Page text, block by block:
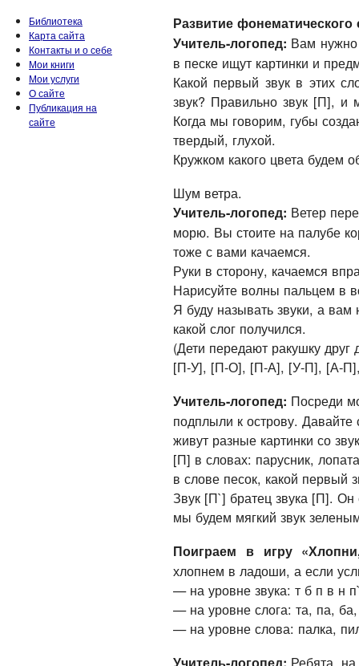
Библиотека
Карта сайта
Контакты и о себе
Мои книги
Мои услуги
О сайте
Публикация на
сайте
Развитие фонематического
Учитель-логопед: Вам нужно
в песке ищут картинки и
Какой первый звук в этих
звук? Правильно звук [П], и
Когда мы говорим, губы
твердый, глухой.
Кружком какого цвета будем
Шум ветра.
Учитель-логопед: Ветер
морю. Вы стоите на палубе
тоже с вами качаемся.
Руки в сторону, качаемся
Нарисуйте волны пальцем в
Я буду называть звуки, а вам
какой слог получился.
(Дети передают ракушку друг
[П-У], [П-О], [П-А], [У-П], [А-
Учитель-логопед: Посреди
подплыли к острову.
живут разные картинки со
[П] в словах: парусник,
в слове песок, какой первый
Звук [П`] братец звука [П]. Он
мы будем мягкий звук
Поиграем в игру
хлопнем в ладоши, а если
— на уровне звука: т б п в н
— на уровне слога: та, па,
— на уровне слова: палка,
Ребята,